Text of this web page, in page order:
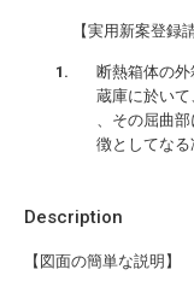
Description
【図面の簡単な説明】
【実用新案登録
断熱箱体の
蔵庫に於い
、その屈曲
徴としてなる